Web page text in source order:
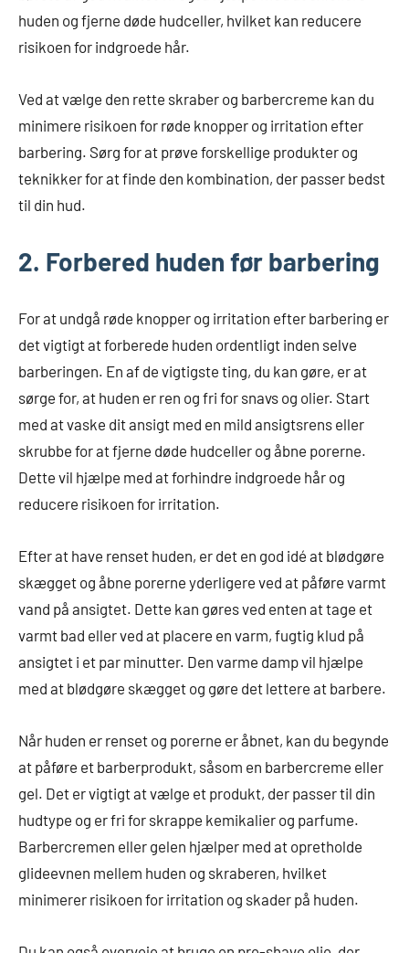
huden og fjerne døde hudceller, hvilket kan reducere
risikoen for indgroede hår.
Ved at vælge den rette skraber og barbercreme kan du
minimere risikoen for røde knopper og irritation efter
barbering. Sørg for at prøve forskellige produkter og
teknikker for at finde den kombination, der passer bedst
til din hud.
2. Forbered huden før barbering
For at undgå røde knopper og irritation efter barbering er
det vigtigt at forberede huden ordentligt inden selve
barberingen. En af de vigtigste ting, du kan gøre, er at
sørge for, at huden er ren og fri for snavs og olier. Start
med at vaske dit ansigt med en mild ansigtsrens eller
skrubbe for at fjerne døde hudceller og åbne porerne.
Dette vil hjælpe med at forhindre indgroede hår og
reducere risikoen for irritation.
Efter at have renset huden, er det en god idé at blødgøre
skægget og åbne porerne yderligere ved at påføre varmt
vand på ansigtet. Dette kan gøres ved enten at tage et
varmt bad eller ved at placere en varm, fugtig klud på
ansigtet i et par minutter. Den varme damp vil hjælpe
med at blødgøre skægget og gøre det lettere at barbere.
Når huden er renset og porerne er åbnet, kan du begynde
at påføre et barberprodukt, såsom en barbercreme eller
gel. Det er vigtigt at vælge et produkt, der passer til din
hudtype og er fri for skrappe kemikalier og parfume.
Barbercremen eller gelen hjælper med at opretholde
glideevnen mellem huden og skraberen, hvilket
minimerer risikoen for irritation og skader på huden.